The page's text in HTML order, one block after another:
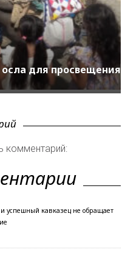
для просвещения
комментарий:
успешный кавказец не обращает